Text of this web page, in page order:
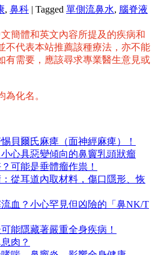
, 鼻科 | Tagged 單側流鼻水, 腦脊液
簡體和英文內容所提及的疾病和
不代表本站推薦該種療法，亦不能
有需要，應該尋求專業醫生意見或
為化名。
貝爾氏麻痺（面神經麻痺）！
心具惡變傾向的鼻竇乳頭狀瘤
可能是垂體瘤作祟！
從耳道內取材料，傷口隱形、恢
血？小心罕見但凶險的「鼻NK/T
能隱藏著嚴重全身疾病！
肉？